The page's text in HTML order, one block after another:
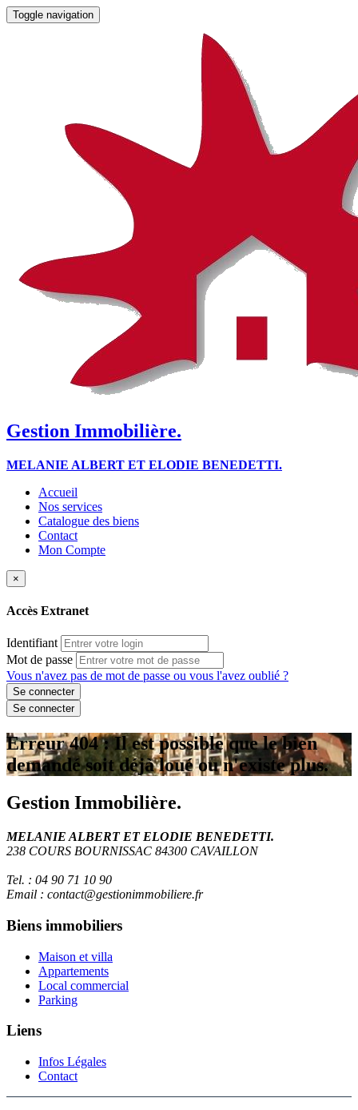
Toggle navigation
Gestion Immobilière.
MELANIE ALBERT ET ELODIE BENEDETTI.
Accueil
Nos services
Catalogue des biens
Contact
Mon Compte
×
Accès Extranet
Identifiant
Mot de passe
Vous n'avez pas de mot de passe ou vous l'avez oublié ?
Erreur 404 : Il est possible que le bien
demandé soit déjà loué ou n'existe plus.
Gestion Immobilière.
MELANIE ALBERT ET ELODIE BENEDETTI.
238 COURS BOURNISSAC 84300 CAVAILLON
Tel. : 04 90 71 10 90
Email : contact@gestionimmobiliere.fr
Biens immobiliers
Maison et villa
Appartements
Local commercial
Parking
Liens
Infos Légales
Contact